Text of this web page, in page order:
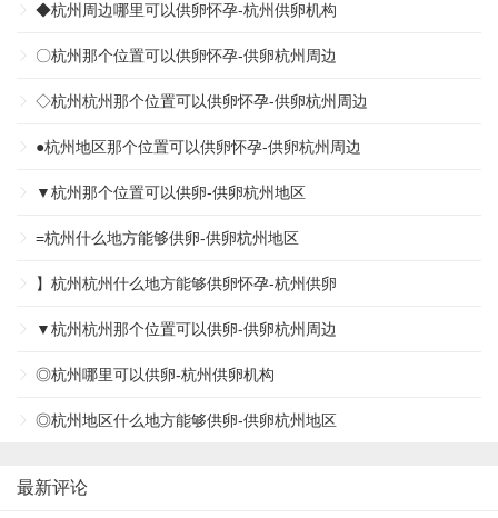
◆杭州周边哪里可以供卵怀孕-杭州供卵机构
〇杭州那个位置可以供卵怀孕-供卵杭州周边
◇杭州杭州那个位置可以供卵怀孕-供卵杭州周边
●杭州地区那个位置可以供卵怀孕-供卵杭州周边
▼杭州那个位置可以供卵-供卵杭州地区
=杭州什么地方能够供卵-供卵杭州地区
】杭州杭州什么地方能够供卵怀孕-杭州供卵
▼杭州杭州那个位置可以供卵-供卵杭州周边
◎杭州哪里可以供卵-杭州供卵机构
◎杭州地区什么地方能够供卵-供卵杭州地区
最新评论